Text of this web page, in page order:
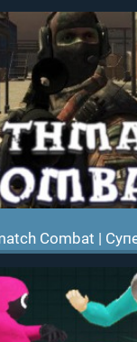
Combat |